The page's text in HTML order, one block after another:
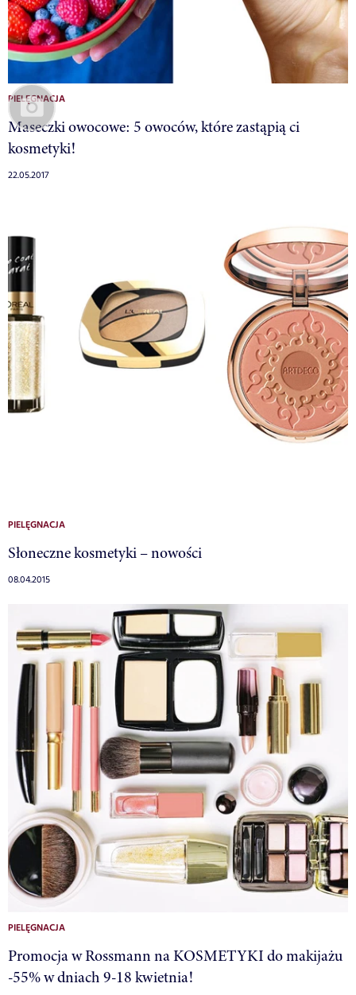
PIELĘGNACJA
Maseczki owocowe: 5 owoców, które zastąpią ci
kosmetyki!
22.05.2017
PIELĘGNACJA
Słoneczne kosmetyki – nowości
08.04.2015
PIELĘGNACJA
Promocja w Rossmann na KOSMETYKI do makijażu
-55% w dniach 9-18 kwietnia!